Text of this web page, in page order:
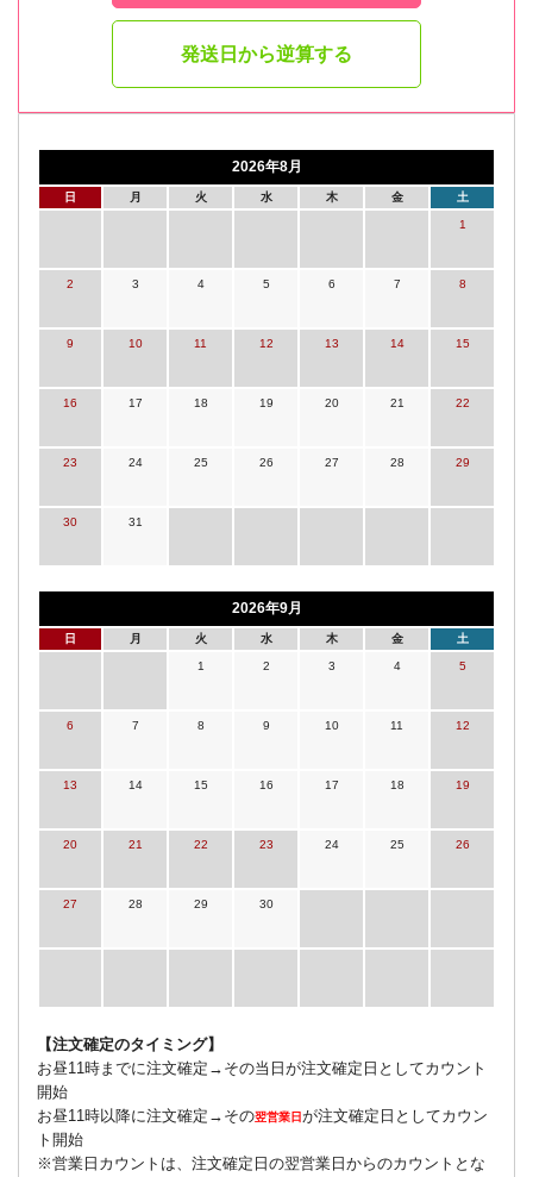
発送日から逆算する
2026年8月
日 月 火 水 木 金 土
1
2 3 4 5 6 7 8
9 10 11 12 13 14 15
16 17 18 19 20 21 22
23 24 25 26 27 28 29
30 31
2026年9月
日 月 火 水 木 金 土
1 2 3 4 5
6 7 8 9 10 11 12
13 14 15 16 17 18 19
20 21 22 23 24 25 26
27 28 29 30
【注文確定のタイミング】
お昼11時までに注文確定→その当日が注文確定日としてカウント
開始
お昼11時以降に注文確定→その翌営業日が注文確定日としてカウン
ト開始
※営業日カウントは、注文確定日の翌営業日からのカウントとな